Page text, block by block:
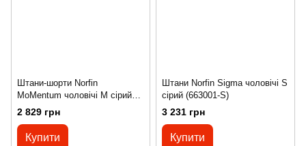
Штани-шорти Norfin
MoMentum чоловічі M сірий
(661202-M)
2 829 грн
Купити
Штани Norfin Sigma чоловічі S
сірий (663001-S)
3 231 грн
Купити